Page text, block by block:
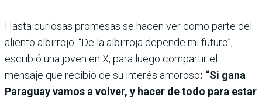
Hasta curiosas promesas se hacen ver como parte del
aliento albirrojo. “De la albirroja depende mi futuro”,
escribió una joven en X, para luego compartir el
mensaje que recibió de su interés amoroso: “Si gana
Paraguay vamos a volver, y hacer de todo para estar